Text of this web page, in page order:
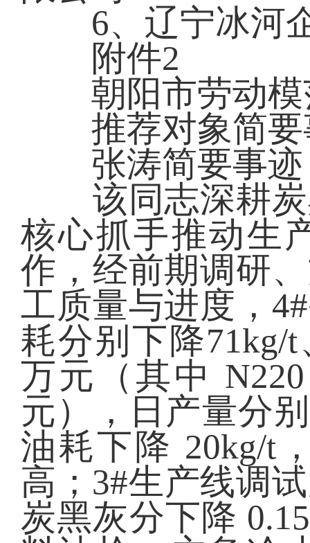
6、辽宁冰河企
附件2
朝阳市劳动模
推荐对象简要
张涛简要事迹
该同志深耕炭
核心抓手推动生
作，经前期调研
工质量与进度，
耗分别下降71kg/
万元（其中
元），日产量分
油耗下降 20kg/t
高；3#生产线调
炭黑灰分下降